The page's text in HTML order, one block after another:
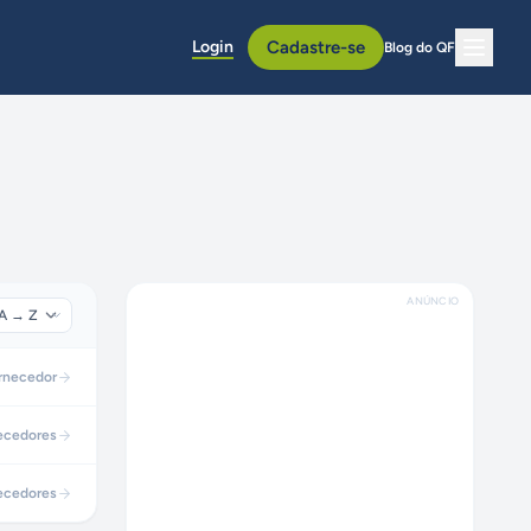
Login Cadastre-se Blog do QF
ANÚNCIO